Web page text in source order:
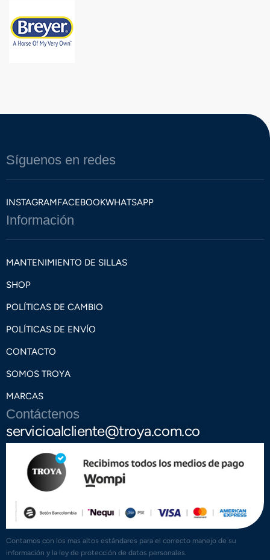
Síguenos en redes
INSTAGRAMFACEBOOKWHATSAPP
Información
MANTENIMIENTO DE SILLAS
SHOP
POLÍTICAS DE CAMBIO
POLÍTICAS DE ENVÍO
CONTACTO
SOMOS TROYA
MARCAS
Contáctenos
servicioalcliente@troya.com.co
Contamos con los mas altos estándares para el correcto manejo de su
información y la ley de protección de datos personales.